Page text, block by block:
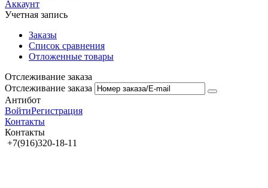
Аккаунт
Учетная запись
Заказы
Список сравнения
Отложенные товары
Отслеживание заказа
Отслеживание заказа
Антибот
ВойтиРегистрация
Контакты
Контакты
+7(916)320-18-11